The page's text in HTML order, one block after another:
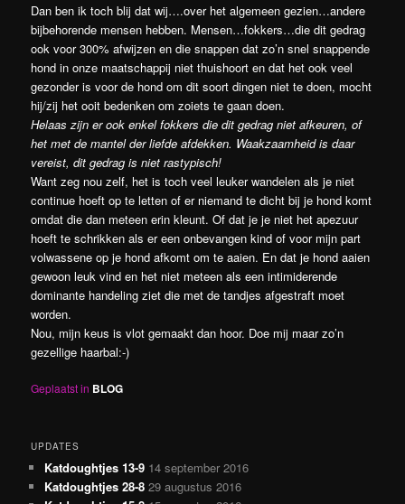
Dan ben ik toch blij dat wij….over het algemeen gezien…andere
bijbehorende mensen hebben. Mensen…fokkers…die dit gedrag
ook voor 300% afwijzen en die snappen dat zo’n snel snappende
hond in onze maatschappij niet thuishoort en dat het ook veel
gezonder is voor de hond om dit soort dingen niet te doen, mocht
hij/zij het ooit bedenken om zoiets te gaan doen.
Helaas zijn er ook enkel fokkers die dit gedrag niet afkeuren, of
het met de mantel der liefde afdekken. Waakzaamheid is daar
vereist, dit gedrag is niet rastypisch!
Want zeg nou zelf, het is toch veel leuker wandelen als je niet
continue hoeft op te letten of er niemand te dicht bij je hond komt
omdat die dan meteen erin kleunt. Of dat je je niet het apezuur
hoeft te schrikken als er een onbevangen kind of voor mijn part
volwassene op je hond afkomt om te aaien. En dat je hond aaien
gewoon leuk vind en het niet meteen als een intimiderende
dominante handeling ziet die met de tandjes afgestraft moet
worden.
Nou, mijn keus is vlot gemaakt dan hoor. Doe mij maar zo’n
gezellige haarbal:-)
Geplaatst in BLOG
UPDATES
Katdoughtjes 13-9 14 september 2016
Katdoughtjes 28-8 29 augustus 2016